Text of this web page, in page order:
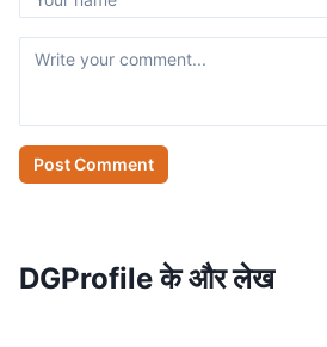
Post Comment
DGProfile के और लेख